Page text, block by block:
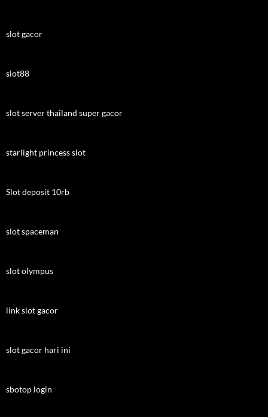
slot gacor
slot88
slot server thailand super gacor
starlight princess slot
Slot deposit 10rb
slot spaceman
slot olympus
link slot gacor
slot gacor hari ini
sbotop login